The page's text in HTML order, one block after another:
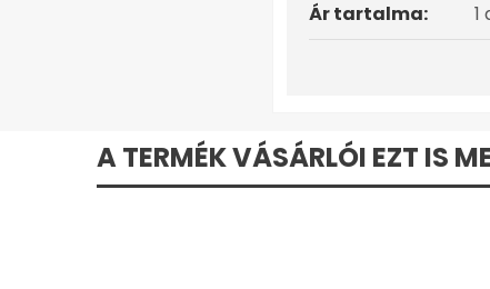
Ár tartalma:
1
A TERMÉK VÁSÁRLÓI EZT IS